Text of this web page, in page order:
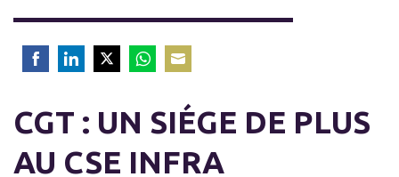
FacebookLinkedIn TwitterWhatsApp
Email
CGT : UN SIÉGE DE PLUS
AU CSE INFRA